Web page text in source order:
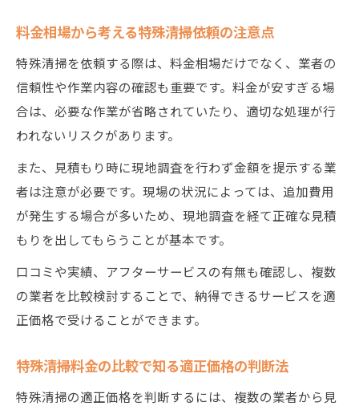
料金相場から考える特殊清掃依頼の注意点
特殊清掃を依頼する際は、料金相場だけでなく、業者の
信頼性や作業内容の確認も重要です。料金が安すぎる場
合は、必要な作業が省略されていたり、適切な処理が行
われないリスクがあります。
また、見積もり時に現地調査を行わず金額を提示する業
者は注意が必要です。現場の状況によっては、追加費用
が発生する場合が多いため、現地調査を経て正確な見積
もりを出してもらうことが基本です。
口コミや実績、アフターサービスの有無も確認し、複数
の業者を比較検討することで、納得できるサービスを適
正価格で受けることができます。
特殊清掃料金の比較で知る適正価格の判断法
特殊清掃の適正価格を判断するには、複数の業者から見